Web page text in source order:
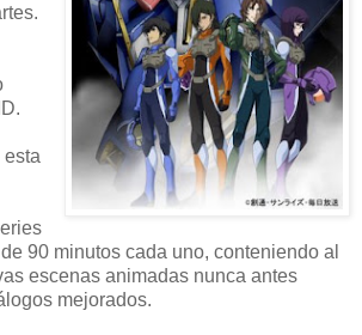
90 minutos cada uno, conteniendo al
escenas animadas nunca antes
mejorados.